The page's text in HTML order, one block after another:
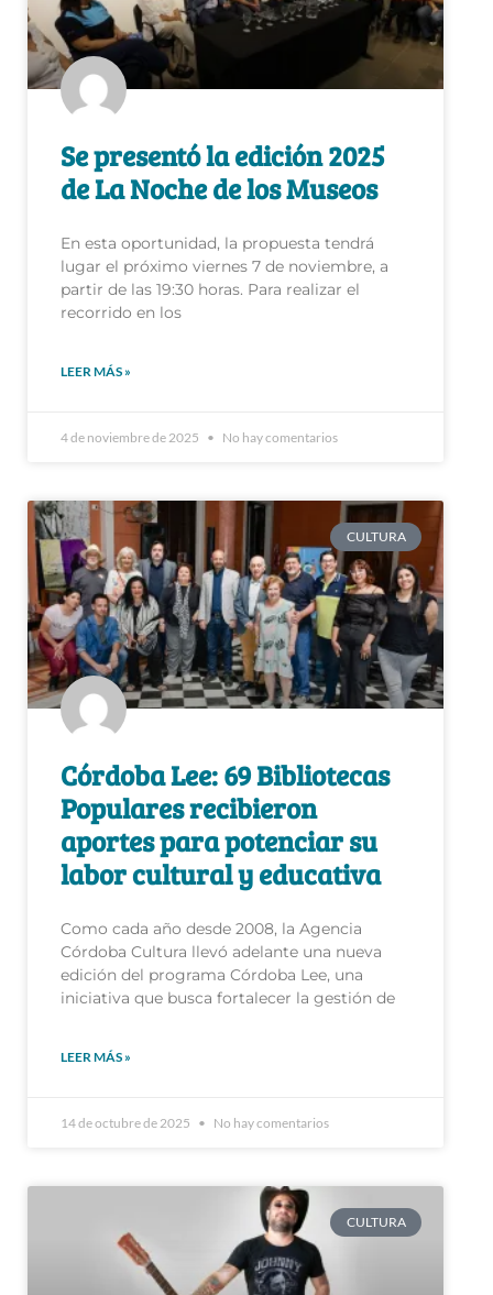
Se presentó la edición 2025
de La Noche de los Museos
En esta oportunidad, la propuesta tendrá
lugar el próximo viernes 7 de noviembre, a
partir de las 19:30 horas. Para realizar el
recorrido en los
LEER MÁS »
4 de noviembre de 2025 No hay comentarios
CULTURA
Córdoba Lee: 69 Bibliotecas
Populares recibieron
aportes para potenciar su
labor cultural y educativa
Como cada año desde 2008, la Agencia
Córdoba Cultura llevó adelante una nueva
edición del programa Córdoba Lee, una
iniciativa que busca fortalecer la gestión de
LEER MÁS »
14 de octubre de 2025 No hay comentarios
CULTURA